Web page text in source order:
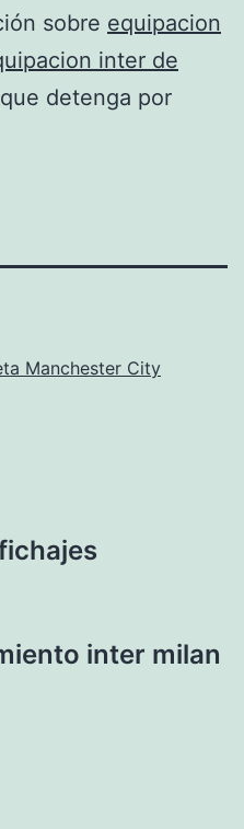
sobre equipacion
inter de
detenga por
Manchester City
inter milan